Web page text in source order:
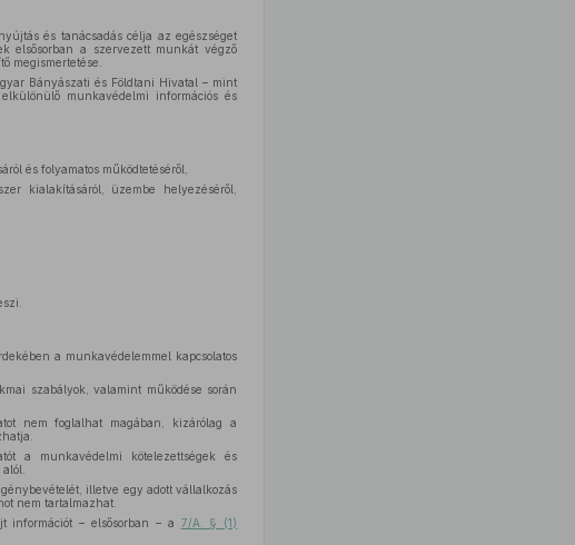
és tanácsadás célja az egészséget
elsősorban a szervezett munkát végző
megismertetése.
Bányászati és Földtani Hivatal – mint
munkavédelmi információs és
és folyamatos működtetéséről,
kialakításáról, üzembe helyezéséről,
a munkavédelemmel kapcsolatos
szabályok, valamint működése során
nem foglalhat magában, kizárólag a
a munkavédelmi kötelezettségek és
illetve egy adott vállalkozás
nem tartalmazhat.
információt – elsősorban – a 7/A. § (1)